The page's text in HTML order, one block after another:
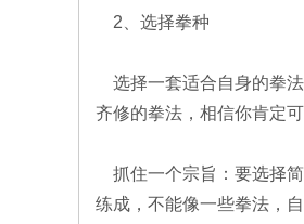
2、选择拳种
选择一套适合自身的拳
齐修的拳法，相信你肯定
抓住一个宗旨：要选择简
练成，不能像一些拳法，